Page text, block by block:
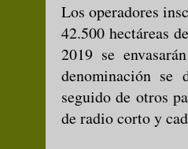
Los operadores
42.500 hectáreas
2019 se
denominación se
seguido de otros
de radio corto y